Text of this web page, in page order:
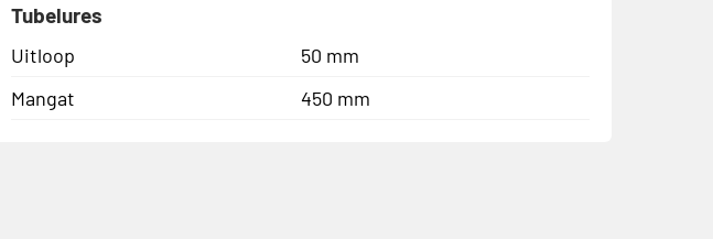
Tubelures
Uitloop
50 mm
Mangat
450 mm